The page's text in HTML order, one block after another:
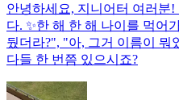
안녕하세요, 지니어터 여러분
다. ✨한 해 한 해 나이를 먹어
뒀더라?", "아, 그거 이름이 뭐
다들 한 번쯤 있으시죠?